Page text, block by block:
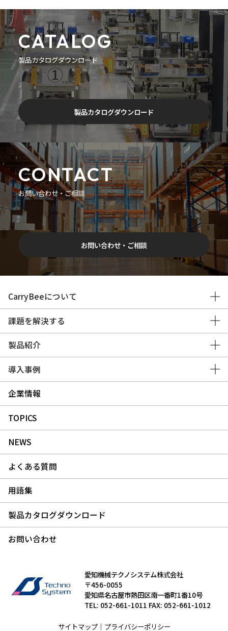
CATALOG
製品カタログダウンロード
製品カタログダウンロード
CONTACT
お問い合わせ・ご相談
お問い合わせ・ご相談
CarryBeeについて
課題を解決する
製品紹介
導入事例
企業情報
TOPICS
NEWS
よくある質問
用語集
製品カタログダウンロード
お問い合わせ
愛知機械テクノシステム株式会社
〒456-0055
愛知県名古屋市熱田区南一番町1番10号
TEL: 052-661-1011 FAX: 052-661-1012
サイトマップ｜ プライバシーポリシー